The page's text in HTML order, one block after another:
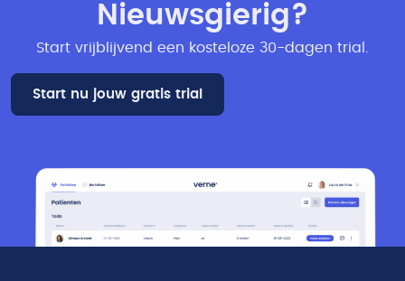
Nieuwsgierig?
Start vrijblijvend een kosteloze 30-dagen trial​.
Start nu jouw gratis trial